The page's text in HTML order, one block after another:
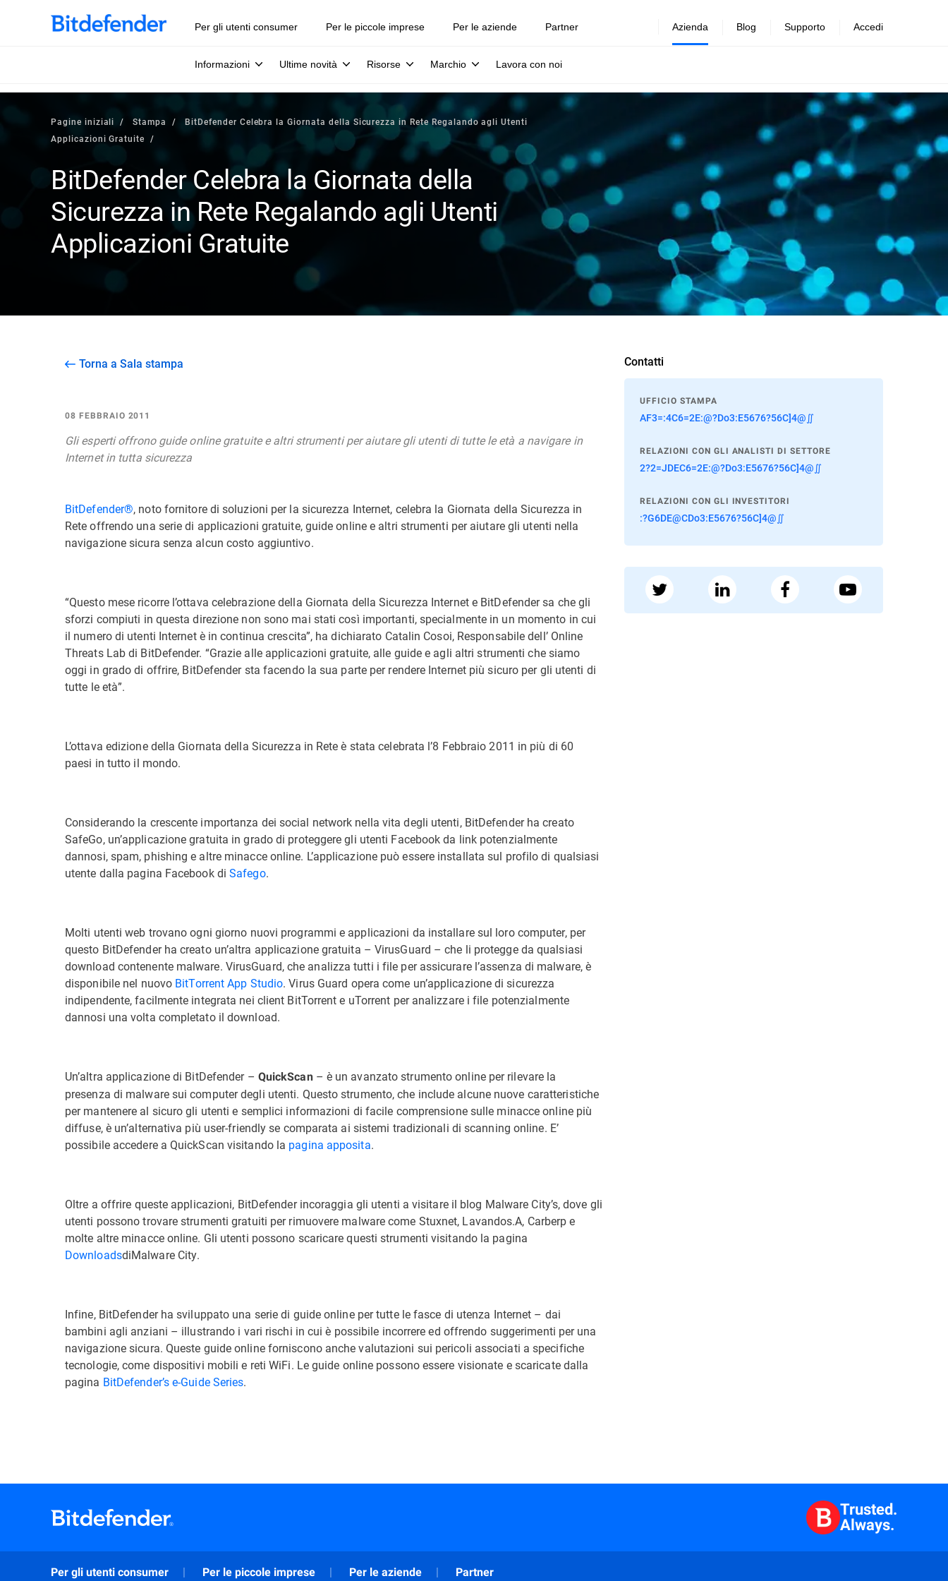
Per gli utenti consumer Per le piccole imprese Per le aziende Partner Azienda
Informazioni Ultime novità Risorse Marchio Lavora con noi
Blog Supporto Accedi
Pagine iniziali Stampa
BitDefender Celebra la Giornata della Sicurezza in Rete Regalando agli Utenti
Applicazioni Gratuite
BitDefender Celebra la Giornata della
Sicurezza in Rete Regalando agli Utenti
Applicazioni Gratuite
Torna a Sala stampa
08 FEBBRAIO 2011
Gli esperti offrono guide online gratuite e altri strumenti per aiutare gli utenti di tutte le età a navigare in
Internet in tutta sicurezza
BitDefender®, noto fornitore di soluzioni per la sicurezza Internet, celebra la Giornata della Sicurezza in
Rete offrendo una serie di applicazioni gratuite, guide online e altri strumenti per aiutare gli utenti nella
navigazione sicura senza alcun costo aggiuntivo.
“Questo mese ricorre l’ottava celebrazione della Giornata della Sicurezza Internet e BitDefender sa che gli
sforzi compiuti in questa direzione non sono mai stati così importanti, specialmente in un momento in cui
il numero di utenti Internet è in continua crescita”, ha dichiarato Catalin Cosoi, Responsabile dell’ Online
Threats Lab di BitDefender. “Grazie alle applicazioni gratuite, alle guide e agli altri strumenti che siamo
oggi in grado di offrire, BitDefender sta facendo la sua parte per rendere Internet più sicuro per gli utenti di
tutte le età”.
L’ottava edizione della Giornata della Sicurezza in Rete è stata celebrata l’8 Febbraio 2011 in più di 60
paesi in tutto il mondo.
Considerando la crescente importanza dei social network nella vita degli utenti, BitDefender ha creato
SafeGo, un’applicazione gratuita in grado di proteggere gli utenti Facebook da link potenzialmente
dannosi, spam, phishing e altre minacce online. L’applicazione può essere installata sul profilo di qualsiasi
utente dalla pagina Facebook diSafego.
Molti utenti web trovano ogni giorno nuovi programmi e applicazioni da installare sul loro computer, per
questo BitDefender ha creato un’altra applicazione gratuita – VirusGuard – che li protegge da qualsiasi
download contenente malware. VirusGuard, che analizza tutti i file per assicurare l’assenza di malware, è
disponibile nel nuovo BitTorrent App Studio. Virus Guard opera come un’applicazione di sicurezza
indipendente, facilmente integrata nei client BitTorrent e uTorrent per analizzare i file potenzialmente
dannosi una volta completato il download.
Un’altra applicazione di BitDefender – QuickScan– è un avanzato strumento online per rilevare la
presenza di malware sui computer degli utenti. Questo strumento, che include alcune nuove caratteristiche
per mantenere al sicuro gli utenti e semplici informazioni di facile comprensione sulle minacce online più
diffuse, è un’alternativa più user-friendly se comparata ai sistemi tradizionali di scanning online. E’
possibile accedere a QuickScan visitando la pagina apposita.
Oltre a offrire queste applicazioni, BitDefender incoraggia gli utenti a visitare il blog Malware City’s, dove gli
utenti possono trovare strumenti gratuiti per rimuovere malware come Stuxnet, Lavandos.A, Carberp e
molte altre minacce online. Gli utenti possono scaricare questi strumenti visitando la pagina
DownloadsdiMalware City.
Infine, BitDefender ha sviluppato una serie di guide online per tutte le fasce di utenza Internet – dai
bambini agli anziani – illustrando i vari rischi in cui è possibile incorrere ed offrendo suggerimenti per una
navigazione sicura. Queste guide online forniscono anche valutazioni sui pericoli associati a specifiche
tecnologie, come dispositivi mobili e reti WiFi. Le guide online possono essere visionate e scaricate dalla
pagina BitDefender’s e-Guide Series.
Contatti
UFFICIO STAMPA
AF3=:4C6=2E:@?Do3:E5676?56C]4@∬
RELAZIONI CON GLI ANALISTI DI SETTORE
2?2=JDEC6=2E:@?Do3:E5676?56C]4@∬
RELAZIONI CON GLI INVESTITORI
:?G6DE@CDo3:E5676?56C]4@∬
Trusted.
Always.
Per gli utenti consumer Per le piccole imprese Per le aziende Partner